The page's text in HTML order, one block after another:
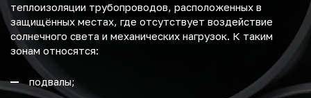
теплоизоляции трубопроводов, расположенных в
защищённых местах, где отсутствует воздействие
солнечного света и механических нагрузок. К таким
зонам относятся:
подвалы;